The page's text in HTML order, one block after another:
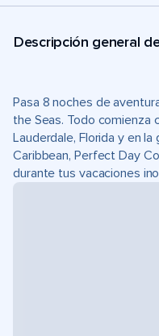
Descripción general
Pasa 8 noches de
the Seas. Todo comienza
Lauderdale, Florida y en
Caribbean, Perfect Day
durante tus vacaciones